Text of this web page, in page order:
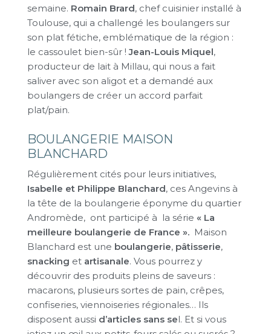
semaine. Romain Brard, chef cuisinier installé à
Toulouse, qui a challengé les boulangers sur
son plat fétiche, emblématique de la région :
le cassoulet bien-sûr !Jean-Louis Miquel,
producteur de lait à Millau, qui nous a fait
saliver avec son aligot et a demandé aux
boulangers de créer un accord parfait
plat/pain.
BOULANGERIE MAISON
BLANCHARD
Régulièrement cités pour leurs initiatives,
Isabelle et Philippe Blanchard, ces Angevins à
la tête de la boulangerie éponyme du quartier
Andromède, ont participé à la série « La
meilleure boulangerie de France ». Maison
Blanchard est une boulangerie, pâtisserie,
snacking et artisanale. Vous pourrez y
découvrir des produits pleins de saveurs :
macarons, plusieurs sortes de pain, crêpes,
confiseries, viennoiseries régionales… Ils
disposent aussi d’articles sans sel. Et si vous